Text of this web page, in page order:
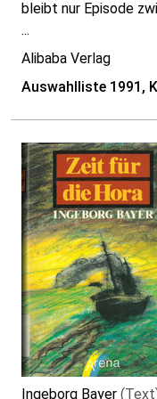
bleibt nur Episode
...
Alibaba Verlag
Auswahlliste 1991,
Ingeborg Bayer